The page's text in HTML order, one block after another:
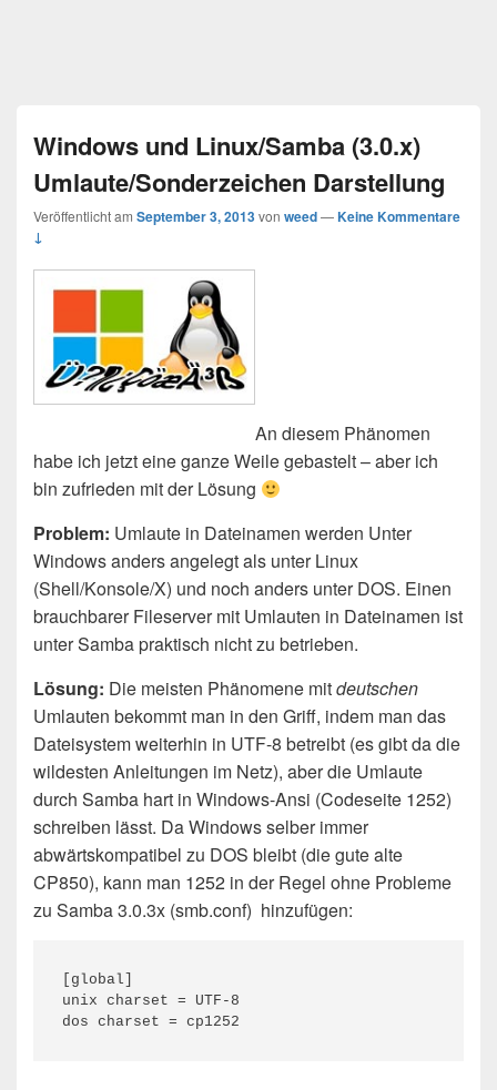
Windows und Linux/Samba (3.0.x)
Umlaute/Sonderzeichen Darstellung
Veröffentlicht am September 3, 2013von weed—Keine Kommentare
↓
An diesem Phänomen
habe ich jetzt eine ganze Weile gebastelt – aber ich
bin zufrieden mit der Lösung
Problem: Umlaute in Dateinamen werden Unter
Windows anders angelegt als unter Linux
(Shell/Konsole/X) und noch anders unter DOS. Einen
brauchbarer Fileserver mit Umlauten in Dateinamen ist
unter Samba praktisch nicht zu betrieben.
Lösung: Die meisten Phänomene mitdeutschen
Umlauten bekommt man in den Griff, indem man das
Dateisystem weiterhin in UTF-8 betreibt (es gibt da die
wildesten Anleitungen im Netz), aber die Umlaute
durch Samba hart in Windows-Ansi (Codeseite 1252)
schreiben lässt. Da Windows selber immer
abwärtskompatibel zu DOS bleibt (die gute alte
CP850), kann man 1252 in der Regel ohne Probleme
zu Samba 3.0.3x (smb.conf) hinzufügen:
[global]
unix charset = UTF-8
dos charset = cp1252